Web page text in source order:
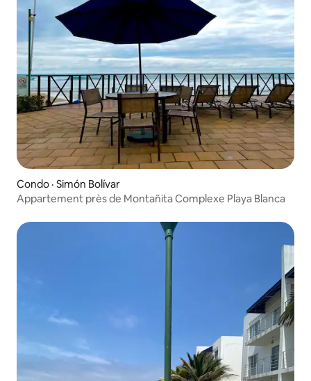
Condo · Simón Bolívar
Appartement près de Montañita Complexe Playa Blanca